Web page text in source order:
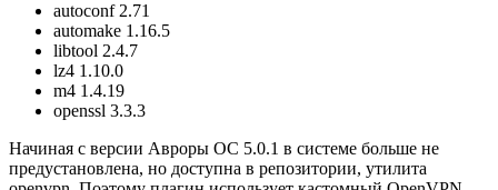
autoconf 2.71
automake 1.16.5
libtool 2.4.7
lz4 1.10.0
m4 1.4.19
openssl 3.3.3
Начиная с версии Авроры ОС 5.0.1 в системе больше не
предустановлена, но доступна в репозитории, утилита